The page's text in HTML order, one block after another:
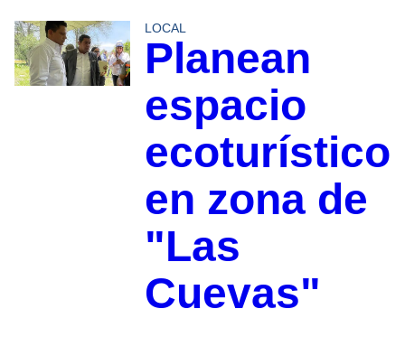
LOCAL
Planean
espacio
ecoturístico
en zona de
"Las
Cuevas"